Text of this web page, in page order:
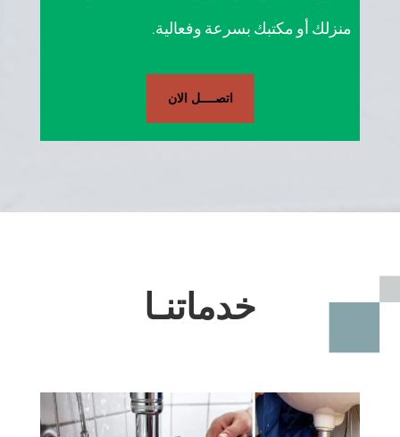
منزلك أو مكتبك بسرعة وفعالية.
اتصــــل الان
خدماتنـا